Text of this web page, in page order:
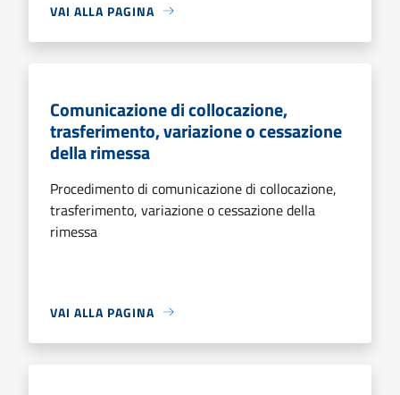
VAI ALLA PAGINA
Comunicazione di collocazione,
trasferimento, variazione o cessazione
della rimessa
Procedimento di comunicazione di collocazione,
trasferimento, variazione o cessazione della
rimessa
VAI ALLA PAGINA